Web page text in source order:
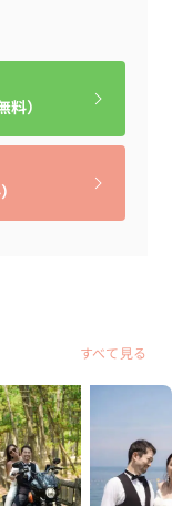
込みです👔
おふたり♩改め
ざいました☺️
。これから大変
です♡
）
すべて見る